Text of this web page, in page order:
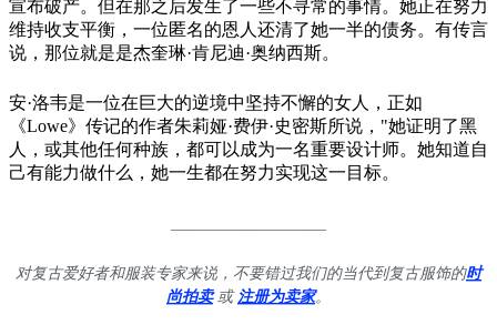
宣布破产。但在那之后发生了一些不寻常的事情。她正在努力
维持收支平衡，一位匿名的恩人还清了她一半的债务。有传言
说，那位就是是杰奎琳·肯尼迪·奥纳西斯。
安·洛韦是一位在巨大的逆境中坚持不懈的女人，正如
《Lowe》传记的作者朱莉娅·费伊·史密斯所说，"她证明了黑
人，或其他任何种族，都可以成为一名重要设计师。她知道自
己有能力做什么，她一生都在努力实现这一目标。
对复古爱好者和服装专家来说，不要错过我们的当代到复古服饰的时
尚拍卖或 注册为卖家。